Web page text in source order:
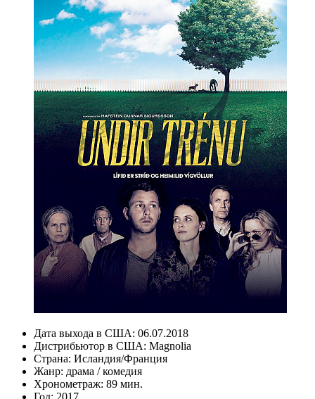
Дата выхода в США: 06.07.2018
Дистрибьютор в США: Magnolia
Страна: Исландия/Франция
Жанр: драма /комедия
Хронометраж: 89 мин.
Год: 2017